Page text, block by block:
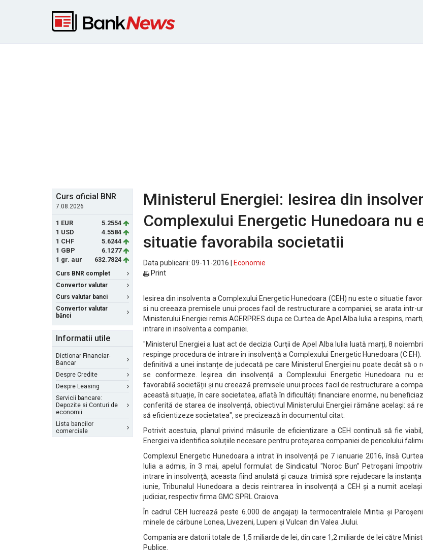
Curs oficial BNR
7.08.2026
1 EUR
5.2554
1 USD
4.5584
1 CHF
5.6244
1 GBP
6.1277
1 gr. aur
632.7824
Curs BNR complet
Convertor valutar
Curs valutar banci
Convertor valutar
bănci
Informatii utile
Dictionar Financiar-
Bancar
Despre Credite
Despre Leasing
Servicii bancare:
Depozite si Conturi de
economii
Lista bancilor
comerciale
Ministerul Energiei: Iesirea din
Complexului Energetic Hunedoara nu
situatie favorabila societatii
Data publicarii: 09-11-2016 |
Economie
Print
Iesirea din insolventa a Complexului Energetic Hunedoara (CEH) nu este o situatie
si nu creeaza premisele unui proces facil de restructurare a companiei, se arata intr-
Ministerului Energiei remis AGERPRES dupa ce Curtea de Apel Alba Iulia a respins,
intrare in insolventa a companiei.
"Ministerul Energiei a luat act de decizia Curții de Apel Alba Iulia luată marți, 8
respinge procedura de intrare în insolvență a Complexului Energetic Hunedoara (C
definitivă a unei instanțe de judecată pe care Ministerul Energiei nu poate decât să o
se conformeze. Ieșirea din insolvență a Complexului Energetic Hunedoara nu
favorabilă societății și nu creează premisele unui proces facil de restructurare a
această situație, în care societatea, aflată în dificultăți financiare enorme, nu
conferită de starea de insolvență, obiectivul Ministerului Energiei rămâne același: să
să eficientizeze societatea", se precizează în documentul citat.
Potrivit acestuia, planul privind măsurile de eficientizare a CEH continuă să fie
Energiei va identifica soluțiile necesare pentru protejarea companiei de pericolului
Complexul Energetic Hunedoara a intrat în insolvență pe 7 ianuarie 2016, însă
Iulia a admis, în 3 mai, apelul formulat de Sindicatul "Noroc Bun" Petroșani
intrare în insolvență, aceasta fiind anulată și cauza trimisă spre rejudecare la instanța
iunie, Tribunalul Hunedoara a decis reintrarea în insolvență a CEH și a numit
judiciar, respectiv firma GMC SPRL Craiova.
În cadrul CEH lucrează peste 6.000 de angajați la termocentralele Mintia și
minele de cărbune Lonea, Livezeni, Lupeni și Vulcan din Valea Jiului.
Compania are datorii totale de 1,5 miliarde de lei, din care 1,2 miliarde de lei către
Publice.